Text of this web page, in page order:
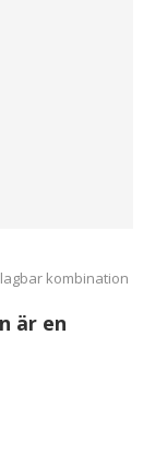
kombination
är en